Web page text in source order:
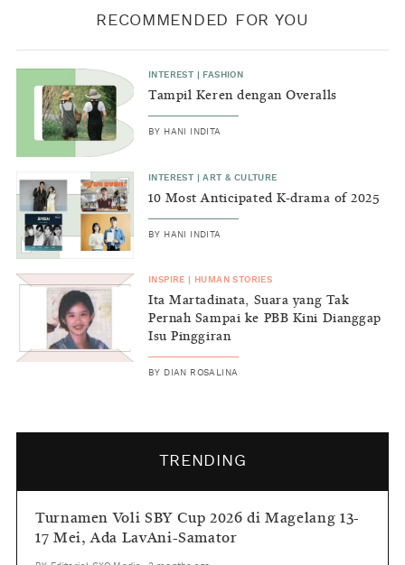
RECOMMENDED FOR YOU
INTEREST FASHION
Tampil Keren dengan Overalls
BY HANI INDITA
INTEREST |ART & CULTURE
10 Most Anticipated K-drama of 2025
BY HANI INDITA
INSPIRE HUMAN STORIES
Ita Martadinata, Suara yang Tak
Pernah Sampai ke PBB Kini Dianggap
Isu Pinggiran
BY DIAN ROSALINA
TRENDING
Turnamen Voli SBY Cup 2026 di Magelang 13-
17 Mei, Ada LavAni-Samator